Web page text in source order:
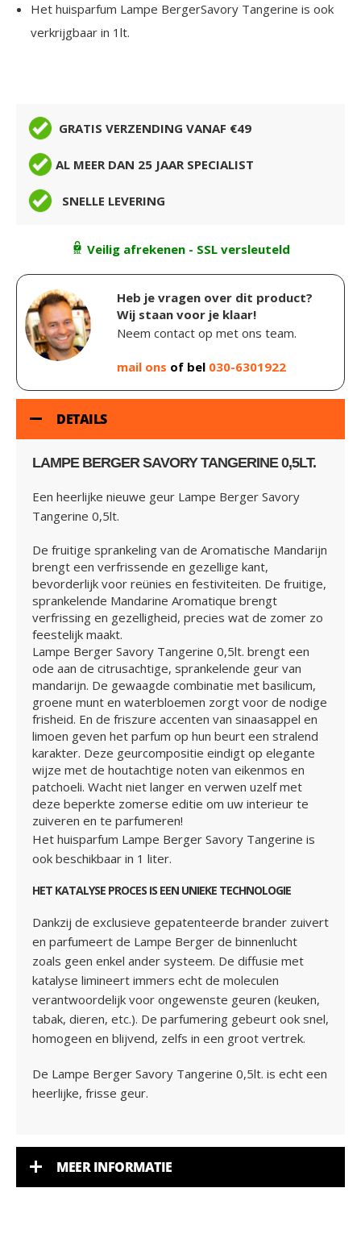
Het huisparfum Lampe BergerSavory Tangerine is ook
verkrijgbaar in 1lt.
GRATIS VERZENDING VANAF €49
AL MEER DAN 25 JAAR SPECIALIST
SNELLE LEVERING
Veilig afrekenen - SSL versleuteld
Heb je vragen over dit product?
Wij staan voor je klaar!
Neem contact op met ons team.
mail ons of bel 030-6301922
DETAILS
LAMPE BERGER SAVORY TANGERINE 0,5LT.
Een heerlijke nieuwe geur Lampe Berger Savory
Tangerine 0,5lt.
De fruitige sprankeling van de Aromatische Mandarijn
brengt een verfrissende en gezellige kant,
bevorderlijk voor reünies en festiviteiten. De fruitige,
sprankelende Mandarine Aromatique brengt
verfrissing en gezelligheid, precies wat de zomer zo
feestelijk maakt.
Lampe Berger Savory Tangerine 0,5lt. brengt een
ode aan de citrusachtige, sprankelende geur van
mandarijn. De gewaagde combinatie met basilicum,
groene munt en waterbloemen zorgt voor de nodige
frisheid. En de friszure accenten van sinaasappel en
limoen geven het parfum op hun beurt een stralend
karakter. Deze geurcompositie eindigt op elegante
wijze met de houtachtige noten van eikenmos en
patchoeli. Wacht niet langer en verwen uzelf met
deze beperkte zomerse editie om uw interieur te
zuiveren en te parfumeren!
Het huisparfum Lampe Berger Savory Tangerine is
ook beschikbaar in 1 liter.
HET KATALYSE PROCES IS EEN UNIEKE TECHNOLOGIE
Dankzij de exclusieve gepatenteerde brander zuivert
en parfumeert de Lampe Berger de binnenlucht
zoals geen enkel ander systeem. De diffusie met
katalyse limineert immers echt de moleculen
verantwoordelijk voor ongewenste geuren (keuken,
tabak, dieren, etc.). De parfumering gebeurt ook snel,
homogeen en blijvend, zelfs in een groot vertrek.
De Lampe Berger Savory Tangerine 0,5lt. is echt een
heerlijke, frisse geur.
MEER INFORMATIE